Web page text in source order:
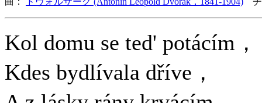
Kol domu se ted' potácím，
Kdes bydlívala dříve，